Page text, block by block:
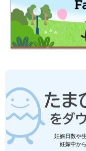
妊娠日数や
妊娠中か